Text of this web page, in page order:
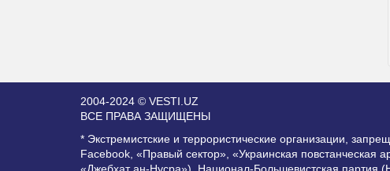
2004-2024 © VESTI.UZ
ВСЕ ПРАВА ЗАЩИЩЕНЫ
* Экстремистские и террористические организации,
Facebook, «Правый сектор», «Украинская
«Джебхат ан-Нусра»), Национал-Большевистская